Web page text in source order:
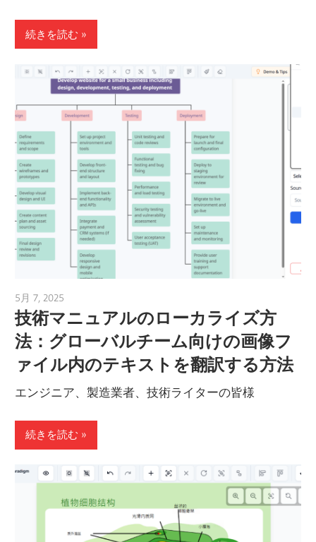
続きを読む
5月 7, 2025
技術マニュアルのローカライズ方
法：グローバルチーム向けの画像フ
ァイル内のテキストを翻訳する方法
エンジニア、製造業者、技術ライターの皆様
続きを読む